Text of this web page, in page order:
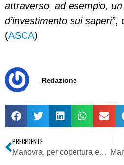
attraverso, ad esempio,
d’investimento sui saperi”,
(ASCA)
Redazione
PRECEDENTE
Manovra, per copertura emendamenti partiti pensano a frequenze dividendo interno (beauty contest)